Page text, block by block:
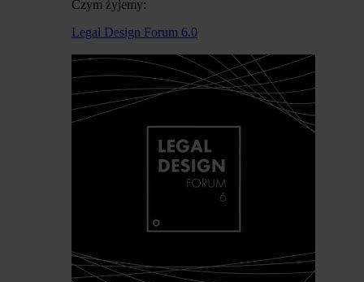
Czym żyjemy:
Legal Design Forum 6.0